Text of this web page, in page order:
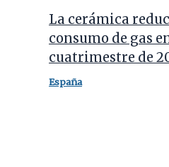
La cerámica
consumo de gas
cuatrimestre de
España